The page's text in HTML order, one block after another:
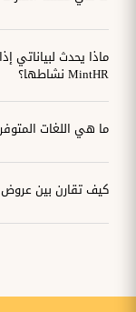
ماذا يحدث لبياناتي
MintHR نشاطها؟
ما هي اللغات
كيف تقارن بين عروض HRIS الأخرى؟